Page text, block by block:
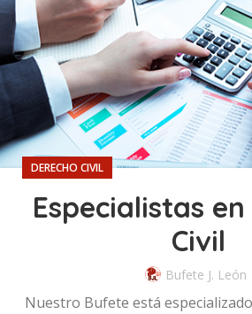
DERECHO CIVIL
Especialistas
Civil
Bufete J. León
Nuestro Bufete está